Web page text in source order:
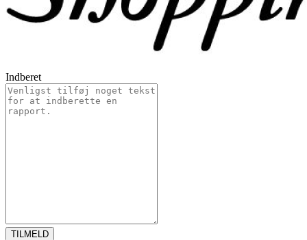
Indberet
TILMELD